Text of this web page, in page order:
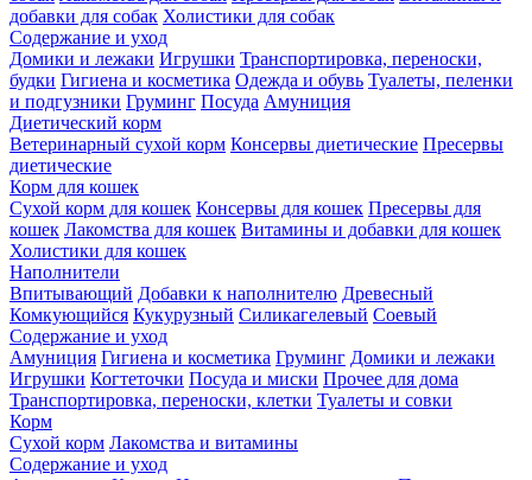
добавки для собак Холистики для собак
Содержание и уход
Домики и лежаки Игрушки Транспортировка, переноски,
будки Гигиена и косметика Одежда и обувь Туалеты, пеленки
и подгузники Груминг Посуда Амуниция
Диетический корм
Ветеринарный сухой корм Консервы диетические Пресервы
диетические
Корм для кошек
Сухой корм для кошек Консервы для кошек Пресервы для
кошек Лакомства для кошек Витамины и добавки для кошек
Холистики для кошек
Наполнители
Впитывающий Добавки к наполнителю Древесный
Комкующийся Кукурузный Силикагелевый Соевый
Содержание и уход
Амуниция Гигиена и косметика Груминг Домики и лежаки
Игрушки Когтеточки Посуда и миски Прочее для дома
Транспортировка, переноски, клетки Туалеты и совки
Корм
Сухой корм Лакомства и витамины
Содержание и уход